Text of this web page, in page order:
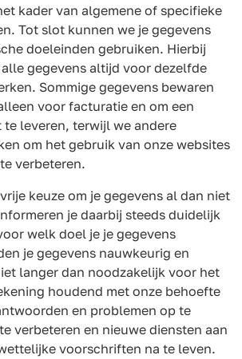
kader van algemene of specifieke
Tot slot kunnen we je gegevens
doeleinden gebruiken. Hierbij
gegevens altijd voor dezelfde
Sommige gegevens bewaren
voor facturatie en om een
te leveren, terwijl we andere
om het gebruik van onze websites
verbeteren.
keuze om je gegevens al dan niet
je daarbij steeds duidelijk
welk doel je je gegevens
je gegevens nauwkeurig en
langer dan noodzakelijk voor het
houdend met onze behoefte
en problemen op te
verbeteren en nieuwe diensten aan
voorschriften na te leven.